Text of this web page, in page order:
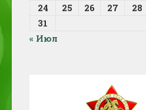
24
25 26 27 28
31
« Июл